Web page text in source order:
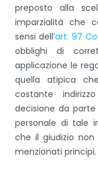
preposto alla
imparzialità che
sensi dell’art. 97
obblighi di
applicazione le
quella atipica
costante
decisione da
personale di tale
che il giudizio
menzionati principi.